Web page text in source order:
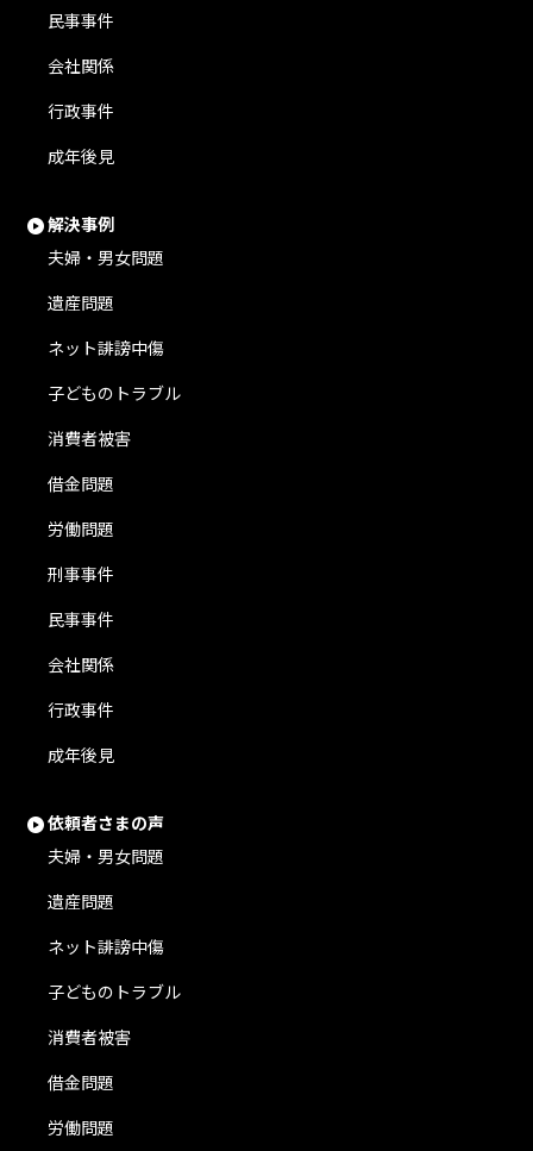
民事事件
会社関係
行政事件
成年後見
解決事例
夫婦・男女問題
遺産問題
ネット誹謗中傷
子どものトラブル
消費者被害
借金問題
労働問題
刑事事件
民事事件
会社関係
行政事件
成年後見
依頼者さまの声
夫婦・男女問題
遺産問題
ネット誹謗中傷
子どものトラブル
消費者被害
借金問題
労働問題